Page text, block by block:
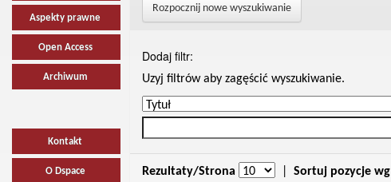
Aspekty prawne
Open Access
Archiwum
Kontakt
O Dspace
Rozpocznij nowe wyszukiwanie
Dodaj filtr:
Uzyj filtrów aby zagęścić wyszukiwanie.
Rezultaty/Strona Sortuj pozycje wg